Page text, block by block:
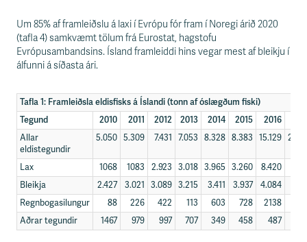
Um 85% af framleiðslu á laxi í Evrópu fór fram í Noregi árið 2020
(tafla 4) samkvæmt tölum frá Eurostat, hagstofu
Evrópusambandsins. Ísland framleiddi hins vegar mest af bleikju í
álfunni á síðasta ári.
Tafla 1: Framleiðsla eldisfisks á Íslandi (tonn af óslægðum fiski)
Tegund
2010 2011 2012 2013 2014 2015 2016
Allar
eldistegundir
5.050 5.309 7.431 7.053 8.328 8.383 15.129
Lax 1068 1083 2.923 3.018 3.965 3.260 8.420
Bleikja
2.427 3.021 3.089 3.215 3.411 3.937 4.084
Regnbogasilungur
88 226 422 113 603 728 2138
Aðrar tegundir
1467 979 997 707 349 458 487